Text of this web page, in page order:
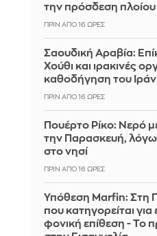
την πρόσδεση
ΠΡΙΝ ΑΠΌ 16 ΏΡΕΣ
Σαουδική Αραβία:
Χούθι και ιρακινές
καθοδήγηση του Ιράν
ΠΡΙΝ ΑΠΌ 16 ΏΡΕΣ
Πουέρτο Ρίκο: Νερό
την Παρασκευή,
στο νησί
ΠΡΙΝ ΑΠΌ 16 ΏΡΕΣ
Υπόθεση Marfin: Στη
που κατηγορείται
φονική επίθεση - Το